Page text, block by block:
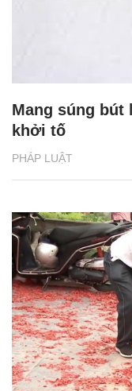
PHÁP LUẬT
Mang súng bút
khởi tố